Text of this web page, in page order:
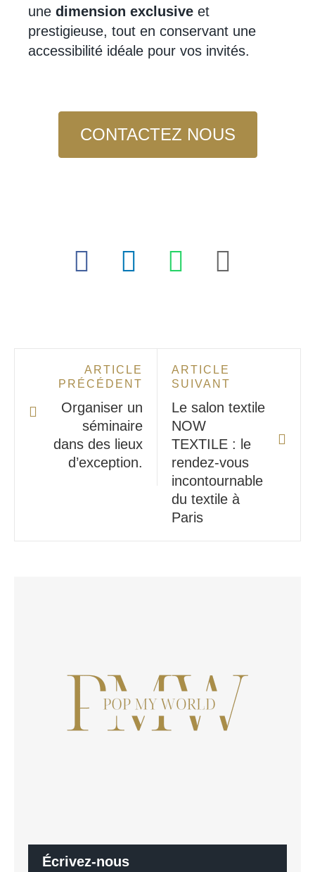
une dimension exclusive et
prestigieuse, tout en conservant une
accessibilité idéale pour vos invités.
CONTACTEZ NOUS
ARTICLE
PRÉCÉDENT
Organiser un
séminaire
dans des lieux
d’exception.
ARTICLE
SUIVANT
Le salon textile
NOW
TEXTILE : le
rendez-vous
incontournable
du textile à
Paris
Écrivez-nous